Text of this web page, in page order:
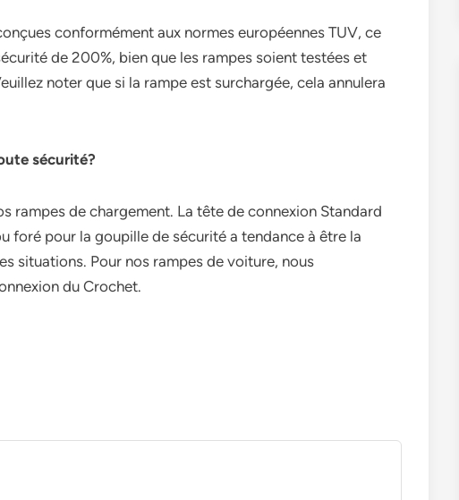
conformément aux normes européennes TUV, ce
de 200%, bien que les rampes soient testées et
noter que si la rampe est surchargée, cela annulera
sécurité?
rampes de chargement. La tête de connexion Standard
foré pour la goupille de sécurité a tendance à être la
situations. Pour nos rampes de voiture, nous
du Crochet.